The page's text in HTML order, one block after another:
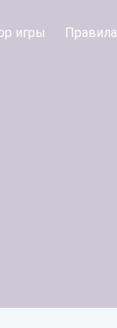
игры Правила